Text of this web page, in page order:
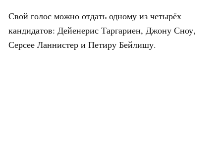
Свой голос можно отдать одному из четырёх
кандидатов: Дейенерис Таргариен, Джону Сноу,
Серсее Ланнистер и Петиру Бейлишу.